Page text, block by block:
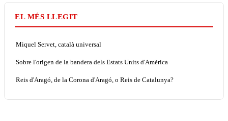
EL MÉS LLEGIT
Miquel Servet, català universal
Sobre l'origen de la bandera dels Estats Units d'Amèrica
Reis d'Aragó, de la Corona d'Aragó, o Reis de Catalunya?